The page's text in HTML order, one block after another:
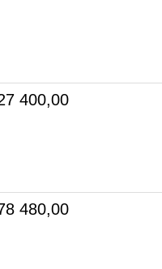
400,00
480,00